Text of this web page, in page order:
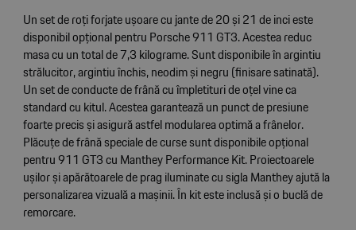
Un set de roți forjate ușoare cu jante de 20 și 21 de inci este
disponibil opțional pentru Porsche 911 GT3. Acestea reduc
masa cu un total de 7,3 kilograme. Sunt disponibile în argintiu
strălucitor, argintiu închis, neodim și negru (finisare satinată).
Un set de conducte de frână cu împletituri de oțel vine ca
standard cu kitul. Acestea garantează un punct de presiune
foarte precis și asigură astfel modularea optimă a frânelor.
Plăcuțe de frână speciale de curse sunt disponibile opțional
pentru 911 GT3 cu Manthey Performance Kit. Proiectoarele
ușilor și apărătoarele de prag iluminate cu sigla Manthey ajută la
personalizarea vizuală a mașinii. În kit este inclusă și o buclă de
remorcare.